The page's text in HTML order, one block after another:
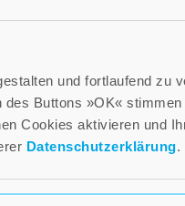
und fortlaufend zu
Buttons »OK«
Cookies aktivieren und
Datenschutzerklärung.